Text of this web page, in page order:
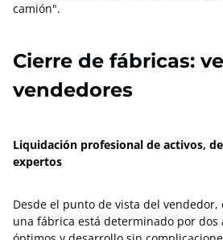
camión".
Cierre de fábricas:
vendedores
Liquidación profesional de activos,
expertos
Desde el punto de vista del
una fábrica está determinado por dos